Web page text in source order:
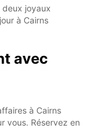
deux joyaux
à Cairns
avec
à Cairns
vous. Réservez en